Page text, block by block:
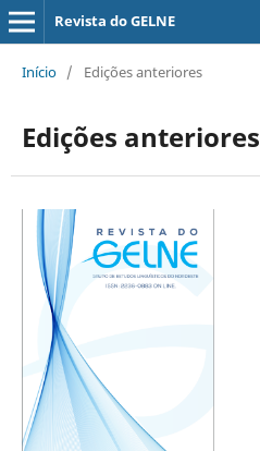
Revista do GELNE
Início / Edições anteriores
Edições anteriores